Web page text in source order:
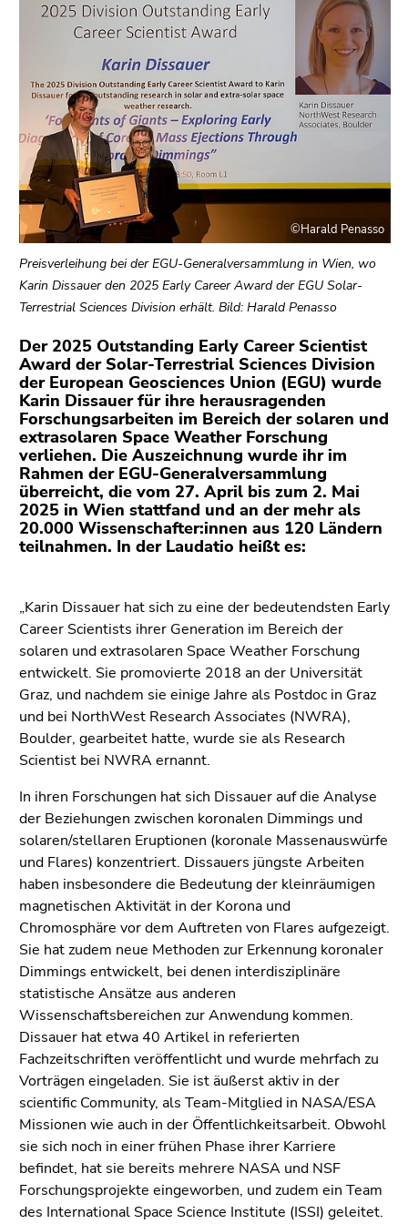
Sie diesen
Zum
(Zugriffstaste
1)
Zur
Positionsanzeige
(Zugriffstaste
2)
Zur
Hauptnavigation
(Zugriffstaste
Zu
den
Zusatzinformationen
(Zugriffstaste
5)
Zu
den
Seiteneinstellungen
(Benutzer/Sprache)
(Zugriffstaste
Suche
(Zugriffstaste
9)
©Harald Penasso
Preisverleihung bei der EGU-Generalversammlung in Wien, wo
Karin Dissauer den 2025 Early Career Award der EGU Solar-
Terrestrial Sciences Division erhält. Bild: Harald Penasso
Der 2025 Outstanding Early Career Scientist
Award der Solar-Terrestrial Sciences Division
der European Geosciences Union (EGU) wurde
Karin Dissauer für ihre herausragenden
Forschungsarbeiten im Bereich der solaren und
extrasolaren Space Weather Forschung
verliehen. Die Auszeichnung wurde ihr im
Rahmen der EGU-Generalversammlung
überreicht, die vom 27. April bis zum 2. Mai
2025 in Wien stattfand und an der mehr als
20.000 Wissenschafter:innen aus 120 Ländern
teilnahmen. In der Laudatio heißt es:
„Karin Dissauer hat sich zu eine der bedeutendsten Early
Career Scientists ihrer Generation im Bereich der
solaren und extrasolaren Space Weather Forschung
entwickelt. Sie promovierte 2018 an der Universität
Graz, und nachdem sie einige Jahre als Postdoc in Graz
und bei NorthWest Research Associates (NWRA),
Boulder, gearbeitet hatte, wurde sie als Research
Scientist bei NWRA ernannt.
In ihren Forschungen hat sich Dissauer auf die Analyse
der Beziehungen zwischen koronalen Dimmings und
solaren/stellaren Eruptionen (koronale Massenauswürfe
und Flares) konzentriert. Dissauers jüngste Arbeiten
haben insbesondere die Bedeutung der kleinräumigen
magnetischen Aktivität in der Korona und
Chromosphäre vor dem Auftreten von Flares aufgezeigt.
Sie hat zudem neue Methoden zur Erkennung koronaler
Dimmings entwickelt, bei denen interdisziplinäre
statistische Ansätze aus anderen
Wissenschaftsbereichen zur Anwendung kommen.
Dissauer hat etwa 40 Artikel in referierten
Fachzeitschriften veröffentlicht und wurde mehrfach zu
Vorträgen eingeladen. Sie ist äußerst aktiv in der
scientific Community, als Team-Mitglied in NASA/ESA
Missionen wie auch in der Öffentlichkeitsarbeit. Obwohl
sie sich noch in einer frühen Phase ihrer Karriere
befindet, hat sie bereits mehrere NASA und NSF
Forschungsprojekte eingeworben, und zudem ein Team
des International Space Science Institute (ISSI) geleitet.